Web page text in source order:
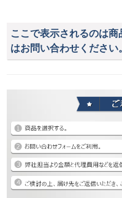
ここで表示されるのは
はお問い合わせください